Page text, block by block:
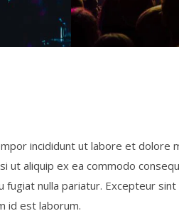
incididunt ut labore et dolore
ut aliquip ex ea commodo
nulla pariatur. Excepteur sint
id est laborum.